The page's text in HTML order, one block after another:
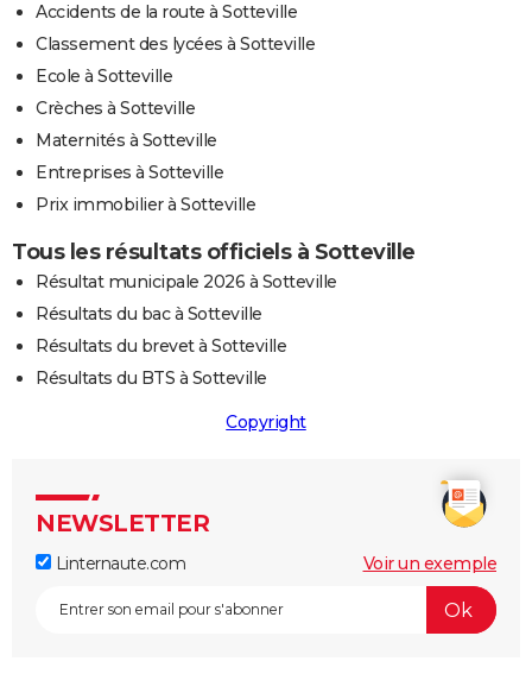
Accidents de la route à Sotteville
Classement des lycées à Sotteville
Ecole à Sotteville
Crèches à Sotteville
Maternités à Sotteville
Entreprises à Sotteville
Prix immobilier à Sotteville
Tous les résultats officiels à Sotteville
Résultat municipale 2026 à Sotteville
Résultats du bac à Sotteville
Résultats du brevet à Sotteville
Résultats du BTS à Sotteville
Copyright
NEWSLETTER
Linternaute.com Voir un exemple